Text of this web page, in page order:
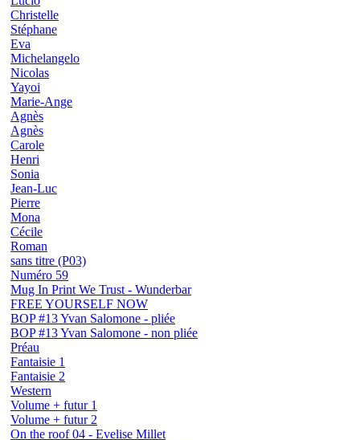
Christelle
Stéphane
Eva
Michelangelo
Nicolas
Yayoi
Marie-Ange
Agnès
Agnès
Carole
Henri
Sonia
Jean-Luc
Pierre
Mona
Cécile
Roman
sans titre (P03)
Numéro 59
Mug In Print We Trust - Wunderbar
FREE YOURSELF NOW
BOP #13 Yvan Salomone - pliée
BOP #13 Yvan Salomone - non pliée
Préau
Fantaisie 1
Fantaisie 2
Western
Volume + futur 1
Volume + futur 2
On the roof 04 - Evelise Millet